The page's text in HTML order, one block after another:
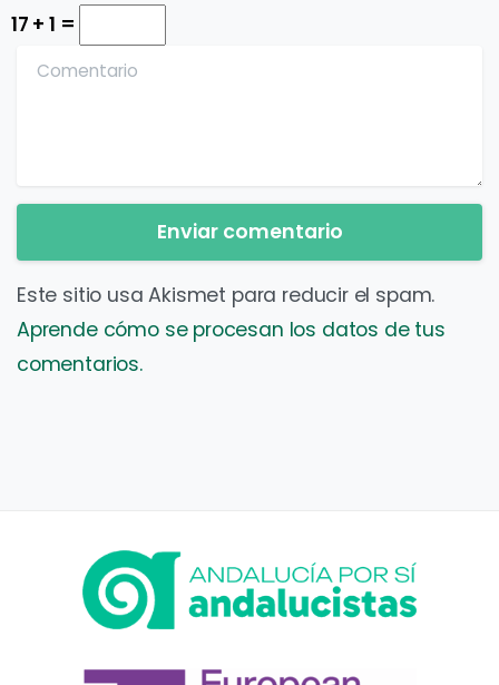
17 + 1 =
Comentario
Este sitio usa Akismet para reducir el spam.
Aprende cómo se procesan los datos de tus
comentarios.